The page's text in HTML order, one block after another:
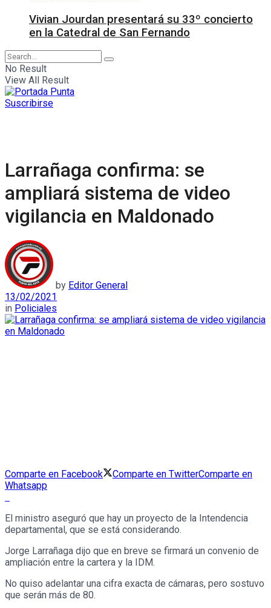
Vivian Jourdan presentará su 33º concierto
en la Catedral de San Fernando
No Result
View All Result
Suscribirse
Larrañaga confirma: se
ampliará sistema de video
vigilancia en Maldonado
by Editor General
13/02/2021
in Policiales
Comparte en Facebook Comparte en TwitterComparte en
Whatsapp
El ministro aseguró que hay un proyecto de la Intendencia
departamental, que se está considerando.
Jorge Larrañaga dijo que en breve se firmará un convenio de
ampliación entre la cartera y la IDM.
No quiso adelantar una cifra exacta de cámaras, pero sostuvo
que serán más de 80.